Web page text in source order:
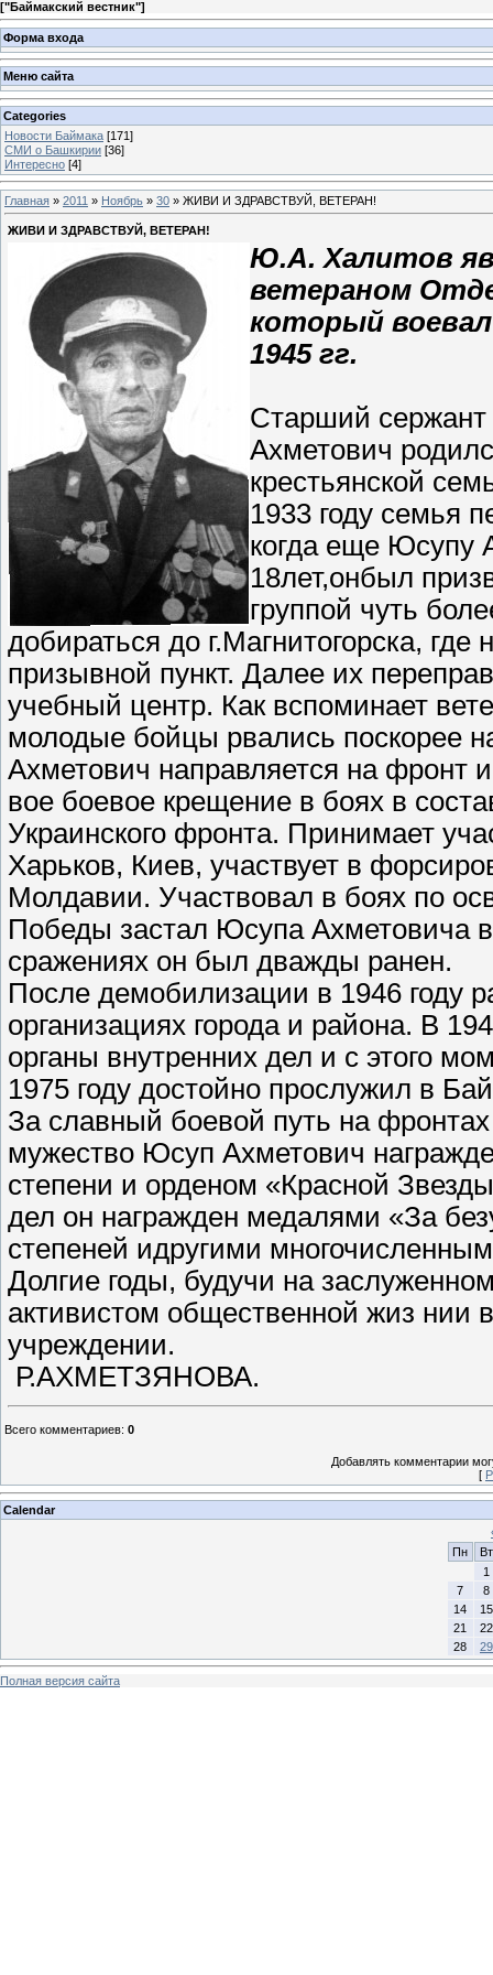
["Баймакский вестник"]
Форма входа
Меню сайта
Categories
Новости Баймака [171]
СМИ о Башкирии [36]
Интересно [4]
Главная » 2011 » Ноябрь » 30 » ЖИВИ И ЗДРАВСТВУЙ, ВЕТЕРАН!
ЖИВИ И ЗДРАВСТВУЙ, ВЕТЕРАН!
Ю.А. Халитов
ветераном
который
1945 гг.
Старший
Ахметович
крестьянской
1933 году семья
когда еще Юсупу
18лет,онбыл
группой чуть
добираться до г.Магнитогорска,
призывной пункт. Далее их
учебный центр. Как вспоминает
молодые бойцы рвались поскорее
Ахметович направляется на фронт
вое боевое крещение в боях в
Украинского фронта. Принимает
Харьков, Киев, участвует в
Молдавии. Участвовал в боях по
Победы застал Юсупа Ахметовича
сражениях он был дважды ранен.
После демобилизации в 1946 году
организациях города и района. В
органы внутренних дел и с этого
1975 году достойно прослужил в
За славный боевой путь на
мужество Юсуп Ахметович
степени и орденом «Красной
дел он награжден медалями «За
степеней идругими
Долгие годы, будучи на
активистом общественной жиз нии
учреждении.
Р.АХМЕТЗЯНОВА.
Всего комментариев: 0
Добавлять комментарии
[
Calendar
Пн
Вт
1
7
8
14
15
21
22
28
29
Полная версия сайта